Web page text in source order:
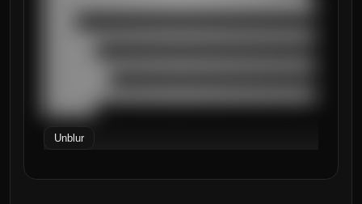
██████████████████████████████████████████
████████
Unblur